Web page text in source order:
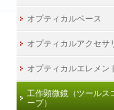
オプティカルベース
オプティカルアクセサ
オプティカルエレメン
工作顕微鏡（ツールス
ープ）